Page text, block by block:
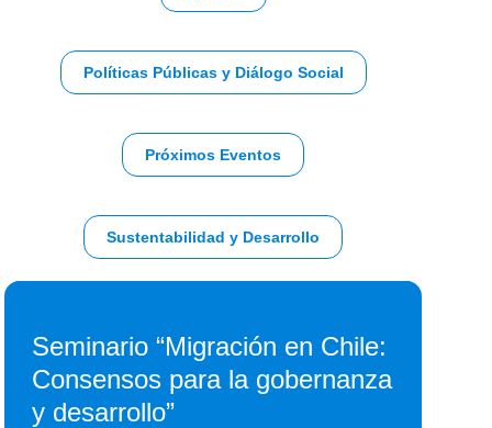
Políticas Públicas y Diálogo Social
Próximos Eventos
Sustentabilidad y Desarrollo
Seminario “Migración en Chile:
Consensos para la gobernanza
y desarrollo”